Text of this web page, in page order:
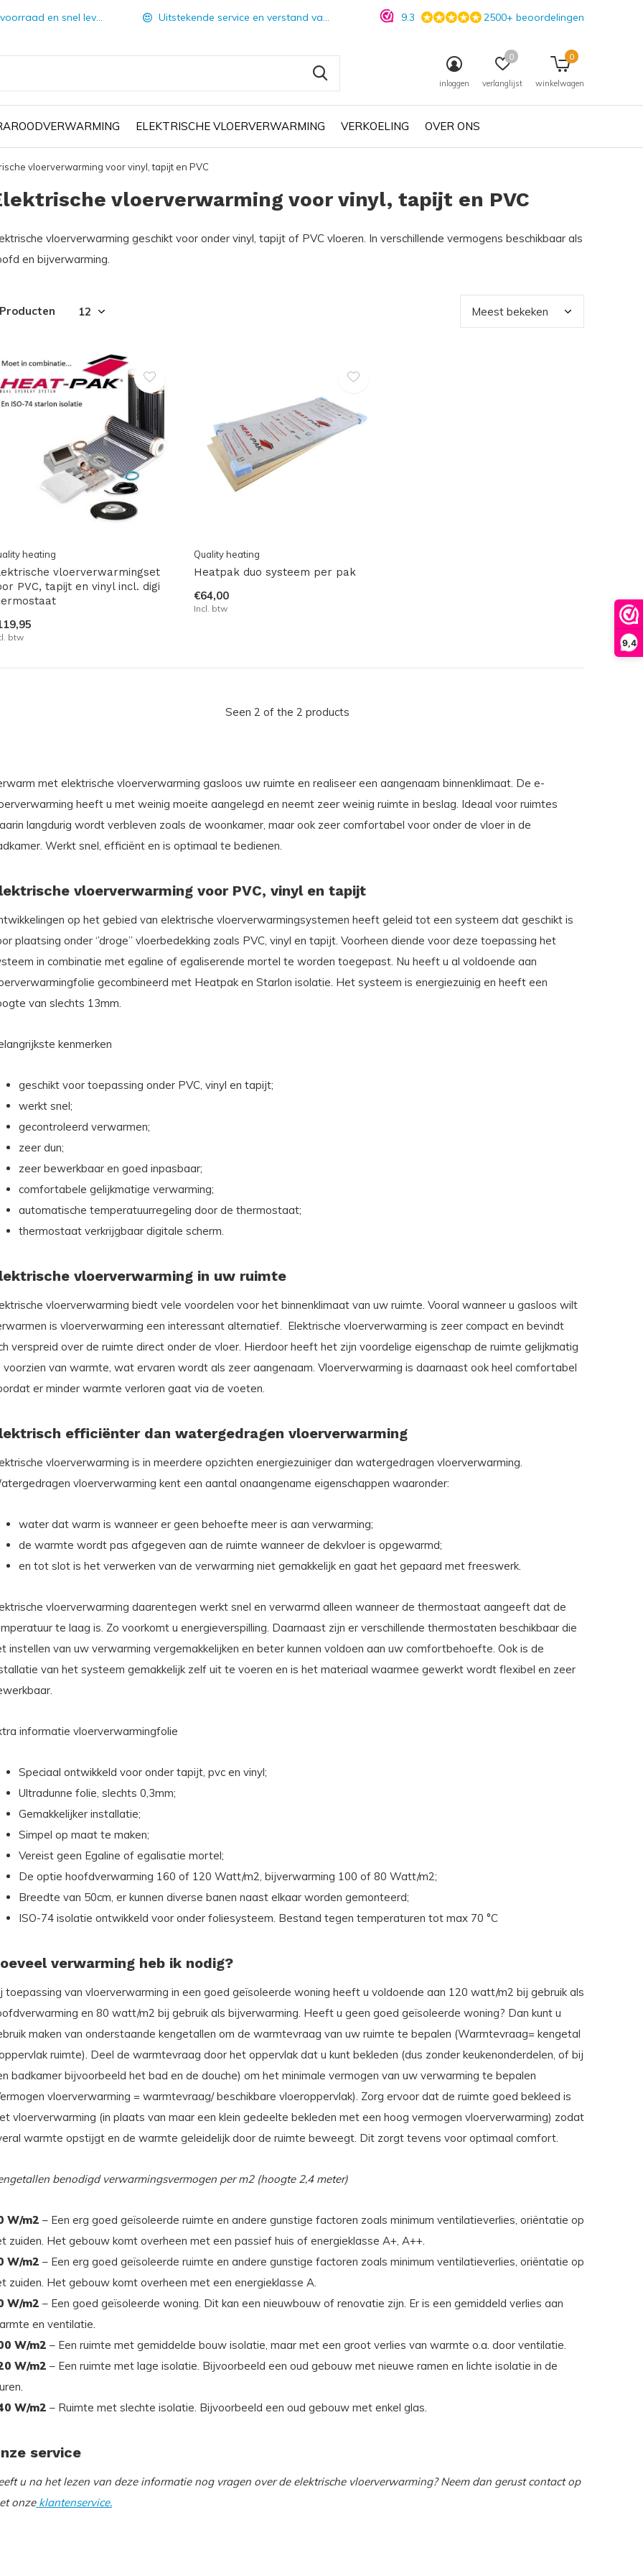
9,4
ELEKTRISCHE VLOERVERWARMING VERKOELING OVER ONS
inloggen verlanglijst
0
winkelwagen
0
en snel leverbaar Uitstekende service en verstand van zaken 9.3 2500+ beoordelingen
vloerverwarming voor vinyl, tapijt en PVC
vloerverwarming voor vinyl, tapijt en PVC
vloerverwarming geschikt voor onder vinyl, tapijt of PVC vloeren. In verschillende vermogens beschikbaar als
en bijverwarming.
heating
vloerverwarmingset
PVC, tapijt en vinyl incl. digi
btw
Quality heating
Heatpak duo systeem per pak
€64,00
Incl. btw
Seen 2 of the 2 products
met elektrische vloerverwarming gasloos uw ruimte en realiseer een aangenaam binnenklimaat. De e-
heeft u met weinig moeite aangelegd en neemt zeer weinig ruimte in beslag. Ideaal voor ruimtes
langdurig wordt verbleven zoals de woonkamer, maar ook zeer comfortabel voor onder de vloer in de
Werkt snel, efficiënt en is optimaal te bedienen.
vloerverwarming voor PVC, vinyl en tapijt
op het gebied van elektrische vloerverwarmingsystemen heeft geleid tot een systeem dat geschikt is
plaatsing onder ‘’droge’’ vloerbedekking zoals PVC, vinyl en tapijt. Voorheen diende voor deze toepassing het
in combinatie met egaline of egaliserende mortel te worden toegepast. Nu heeft u al voldoende aan
gecombineerd met Heatpak en Starlon isolatie. Het systeem is energiezuinig en heeft een
van slechts 13mm.
kenmerken
geschikt voor toepassing onder PVC, vinyl en tapijt;
werkt snel;
gecontroleerd verwarmen;
zeer dun;
zeer bewerkbaar en goed inpasbaar;
comfortabele gelijkmatige verwarming;
automatische temperatuurregeling door de thermostaat;
thermostaat verkrijgbaar digitale scherm.
vloerverwarming in uw ruimte
vloerverwarming biedt vele voordelen voor het binnenklimaat van uw ruimte. Vooral wanneer u gasloos wilt
is vloerverwarming een interessant alternatief. Elektrische vloerverwarming is zeer compact en bevindt
verspreid over de ruimte direct onder de vloer. Hierdoor heeft het zijn voordelige eigenschap de ruimte gelijkmatig
voorzien van warmte, wat ervaren wordt als zeer aangenaam. Vloerverwarming is daarnaast ook heel comfortabel
er minder warmte verloren gaat via de voeten.
efficiënter dan watergedragen vloerverwarming
vloerverwarming is in meerdere opzichten energiezuiniger dan watergedragen vloerverwarming.
vloerverwarming kent een aantal onaangename eigenschappen waaronder:
water dat warm is wanneer er geen behoefte meer is aan verwarming;
de warmte wordt pas afgegeven aan de ruimte wanneer de dekvloer is opgewarmd;
en tot slot is het verwerken van de verwarming niet gemakkelijk en gaat het gepaard met freeswerk.
vloerverwarming daarentegen werkt snel en verwarmd alleen wanneer de thermostaat aangeeft dat de
te laag is. Zo voorkomt u energieverspilling. Daarnaast zijn er verschillende thermostaten beschikbaar die
instellen van uw verwarming vergemakkelijken en beter kunnen voldoen aan uw comfortbehoefte. Ook is de
van het systeem gemakkelijk zelf uit te voeren en is het materiaal waarmee gewerkt wordt flexibel en zeer
informatie vloerverwarmingfolie
Speciaal ontwikkeld voor onder tapijt, pvc en vinyl;
Ultradunne folie, slechts 0,3mm;
Gemakkelijker installatie;
Simpel op maat te maken;
Vereist geen Egaline of egalisatie mortel;
De optie hoofdverwarming 160 of 120 Watt/m2, bijverwarming 100 of 80 Watt/m2;
Breedte van 50cm, er kunnen diverse banen naast elkaar worden gemonteerd;
ISO-74 isolatie ontwikkeld voor onder foliesysteem. Bestand tegen temperaturen tot max 70 °C
verwarming heb ik nodig?
toepassing van vloerverwarming in een goed geïsoleerde woning heeft u voldoende aan 120 watt/m2 bij gebruik als
en 80 watt/m2 bij gebruik als bijverwarming. Heeft u geen goed geïsoleerde woning? Dan kunt u
maken van onderstaande kengetallen om de warmtevraag van uw ruimte te bepalen (Warmtevraag= kengetal
ruimte). Deel de warmtevraag door het oppervlak dat u kunt bekleden (dus zonder keukenonderdelen, of bij
badkamer bijvoorbeeld het bad en de douche) om het minimale vermogen van uw verwarming te bepalen
vloerverwarming = warmtevraag/ beschikbare vloeroppervlak). Zorg ervoor dat de ruimte goed bekleed is
vloerverwarming (in plaats van maar een klein gedeelte bekleden met een hoog vermogen vloerverwarming) zodat
warmte opstijgt en de warmte geleidelijk door de ruimte beweegt. Dit zorgt tevens voor optimaal comfort.
benodigd verwarmingsvermogen per m2 (hoogte 2,4 meter)
W/m2 – Een erg goed geïsoleerde ruimte en andere gunstige factoren zoals minimum ventilatieverlies, oriëntatie op
zuiden. Het gebouw komt overheen met een passief huis of energieklasse A+, A++.
W/m2 – Een erg goed geïsoleerde ruimte en andere gunstige factoren zoals minimum ventilatieverlies, oriëntatie op
zuiden. Het gebouw komt overheen met een energieklasse A.
W/m2 – Een goed geïsoleerde woning. Dit kan een nieuwbouw of renovatie zijn. Er is een gemiddeld verlies aan
en ventilatie.
W/m2 – Een ruimte met gemiddelde bouw isolatie, maar met een groot verlies van warmte o.a. door ventilatie.
W/m2 – Een ruimte met lage isolatie. Bijvoorbeeld een oud gebouw met nieuwe ramen en lichte isolatie in de
W/m2 – Ruimte met slechte isolatie. Bijvoorbeeld een oud gebouw met enkel glas.
service
u na het lezen van deze informatie nog vragen over de elektrische vloerverwarming? Neem dan gerust contact op
onzeklantenservice.